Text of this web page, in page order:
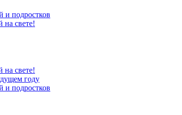
и подростков
свете!
свете!
году
и подростков